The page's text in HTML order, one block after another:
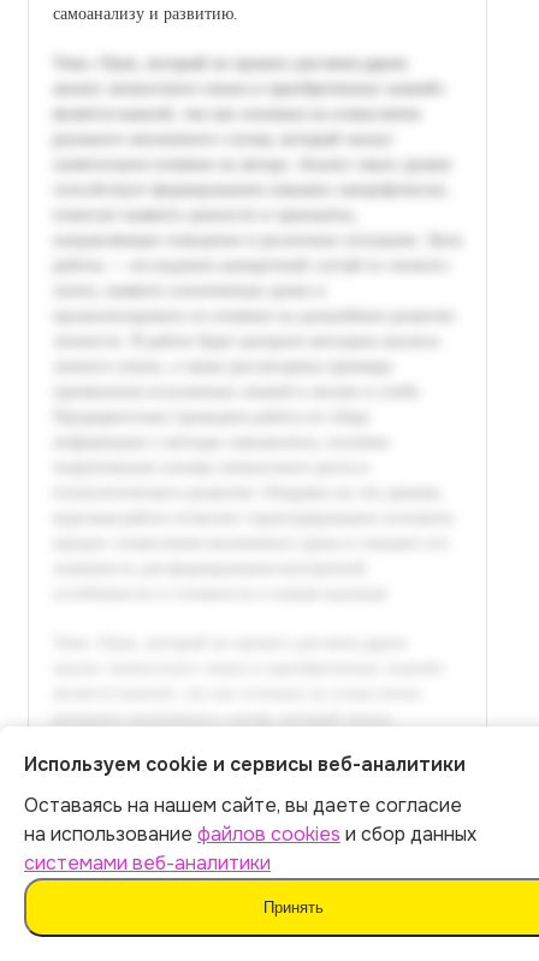
самоанализу и развитию.
Итог:399р.
Оплатить
Используем cookie и сервисы веб-аналитики
Оставаясь на нашем сайте, вы даете согласие
на использование файлов cookies и сбор данных
системами веб-аналитики
Принять